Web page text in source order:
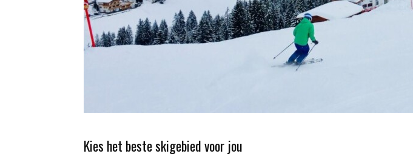
Kies het beste skigebied voor jou